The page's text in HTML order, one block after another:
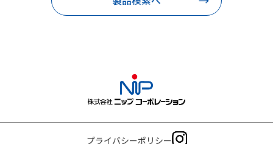
プライバシーポリシー